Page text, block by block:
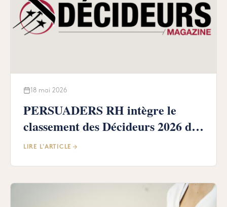
18 mai 2026
PERSUADERS RH intègre le
classement des Décideurs 2026 des
meilleurs cabinets !
LIRE L'ARTICLE